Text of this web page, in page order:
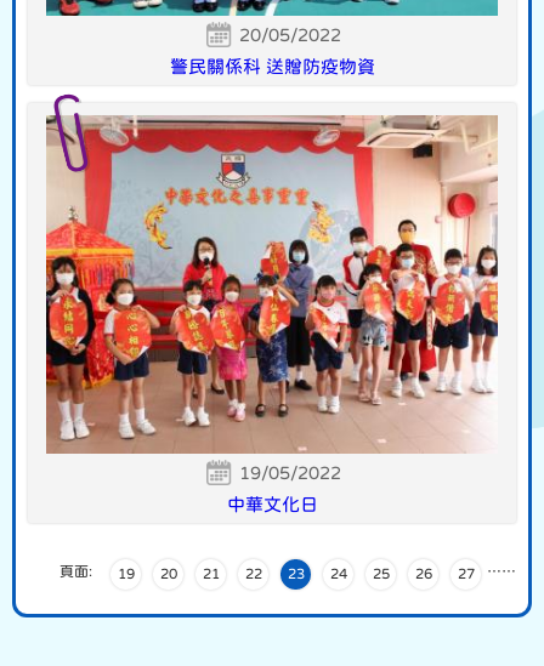
20/05/2022
警民關係科 送贈防疫物資
19/05/2022
中華文化日
頁面: …
19 20 21 22 23 24 25 26 27 …